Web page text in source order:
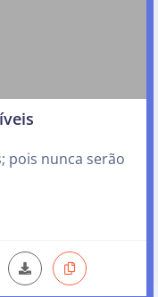
pois nunca serão